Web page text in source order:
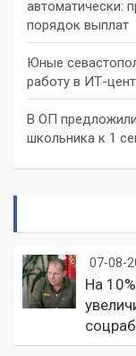
автоматически:
порядок выплат
Юные
работу в ИТ-
В ОП
школьника к 1
07-08-
На